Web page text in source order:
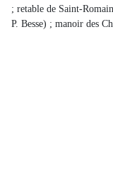
; retable de Saint-
P. Besse) ; manoir des